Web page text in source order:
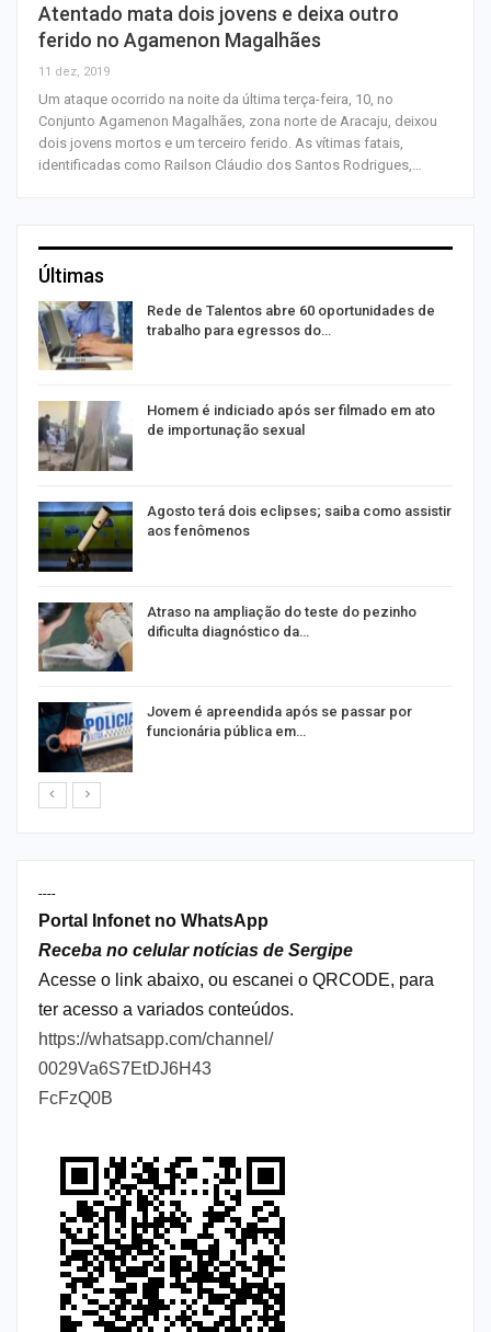
Atentado mata dois jovens e deixa outro
ferido no Agamenon Magalhães
11 dez, 2019
Um ataque ocorrido na noite da última terça-feira, 10, no
Conjunto Agamenon Magalhães, zona norte de Aracaju, deixou
dois jovens mortos e um terceiro ferido. As vítimas fatais,
identificadas como Railson Cláudio dos Santos Rodrigues,…
Últimas
Rede de Talentos abre 60 oportunidades de
trabalho para egressos do…
Homem é indiciado após ser filmado em ato
de importunação sexual
Agosto terá dois eclipses; saiba como assistir
aos fenômenos
Atraso na ampliação do teste do pezinho
dificulta diagnóstico da…
Jovem é apreendida após se passar por
funcionária pública em…
----
Portal Infonet no WhatsApp
Receba no celular notícias de Sergipe
Acesse o link abaixo, ou escanei o QRCODE, para
ter acesso a variados conteúdos.
https://whatsapp.com/channel/
0029Va6S7EtDJ6H43
FcFzQ0B